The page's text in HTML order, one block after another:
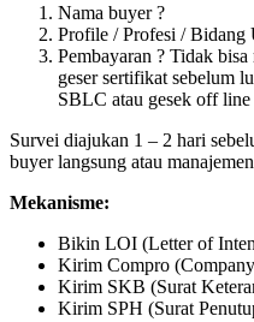
Nama buyer ?
Profile / Profesi / Bidang
Pembayaran ? Tidak
geser sertifikat sebelum
SBLC atau gesek off
Survei diajukan 1 – 2 hari
buyer langsung atau
Mekanisme:
Bikin LOI (Letter of
Kirim Compro
Kirim SKB (Surat
Kirim SPH (Surat